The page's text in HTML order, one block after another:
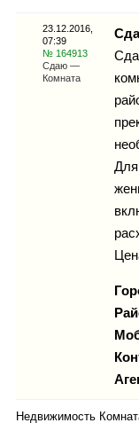
23.12.2016,
07:39
№ 164913
Сдаю —
Комната
Недвижимость